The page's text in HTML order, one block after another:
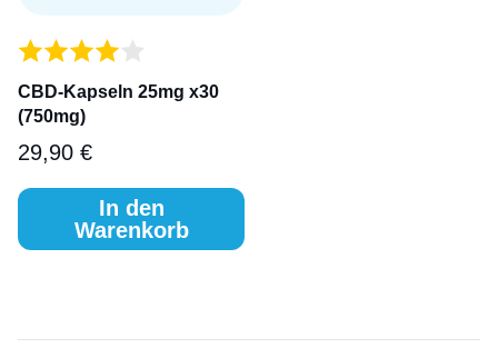
CBD-Kapseln 25mg x30
(750mg)
29,90 €
In den
Warenkorb